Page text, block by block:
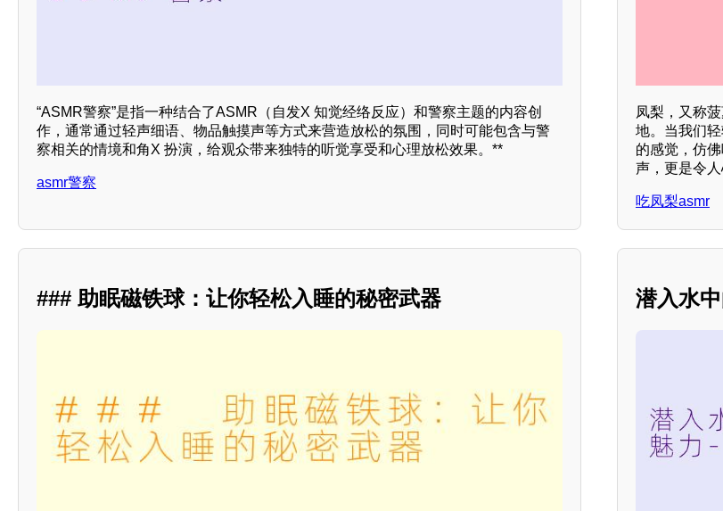
“ASMR警察”是指一种结合了ASMR（自发X 知觉经络反应）和警察主题的内容创
作，通常通过轻声细语、物品触摸声等方式来营造放松的氛围，同时可能包含与警
察相关的情境和角X 扮演，给观众带来独特的听觉享受和心理放松效果。**
asmr警察
凤梨，又称
地。当我们
的感觉，仿
声，更是令人
吃凤梨asmr
### 助眠磁铁球：让你轻松入睡的秘密武器 潜入水